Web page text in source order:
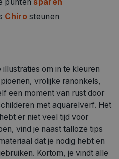
Chirosteunen
om in te kleuren
vrolijke ranonkels,
een moment van rust door
met aquarelverf. Het
er niet veel tijd voor
vind je naast talloze tips
dat je nodig hebt en
Kortom, je vindt alle